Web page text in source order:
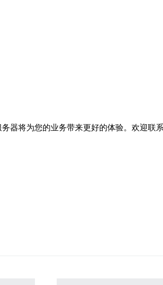
器将为您的业务带来更好的体验。欢迎联